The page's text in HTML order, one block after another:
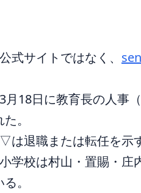
式サイトではなく、
3月18日に教育長の人事
。
▽は退職または転任を示
小学校は村山・置賜・庄
。